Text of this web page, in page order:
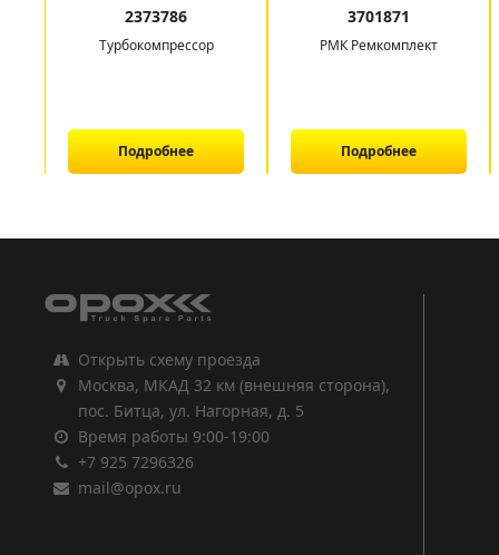
2373786
Турбокомпрессор
Подробнее
3701871
РМК Ремкомплект
Подробнее
Открыть схему проезда
Москва, МКАД 32 км (внешняя сторона),
пос. Битца, ул. Нагорная, д. 5
Время работы 9:00-19:00
+7 925 7296326
mail@opox.ru